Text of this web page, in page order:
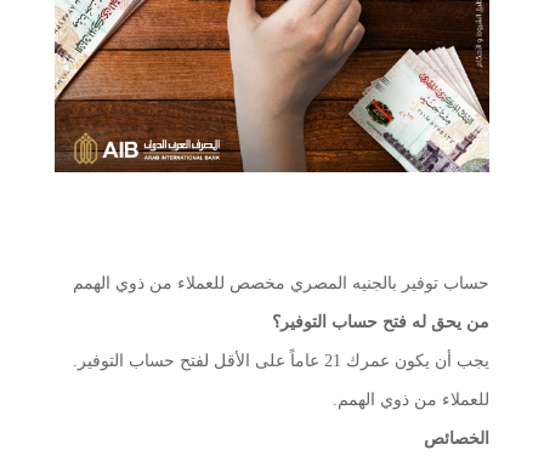
حساب توفير بالجنيه المصري مخصص للعملاء من ذوي الهمم
من يحق له فتح حساب التوفير؟
يجب أن يكون عمرك 21 عاماً على الأقل لفتح حساب التوفير.
للعملاء من ذوي الهمم.
الخصائص